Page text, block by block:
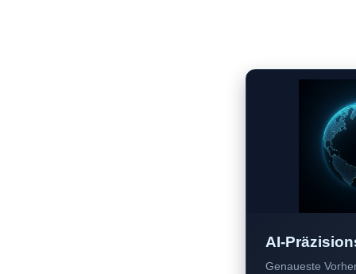
AI-
Genaueste